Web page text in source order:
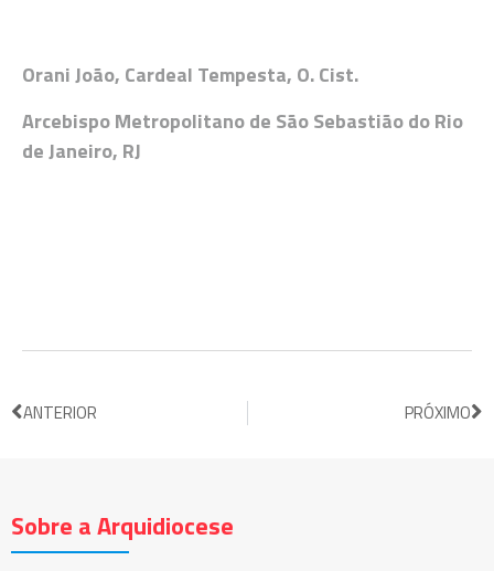
Orani João, Cardeal Tempesta, O. Cist.
Arcebispo Metropolitano de São Sebastião do Rio
de Janeiro, RJ
ANTERIOR PRÓXIMO
Sobre a Arquidiocese